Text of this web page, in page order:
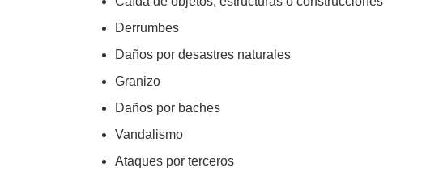
Derrumbes
Daños por desastres naturales
Granizo
Daños por baches
Vandalismo
Ataques por terceros